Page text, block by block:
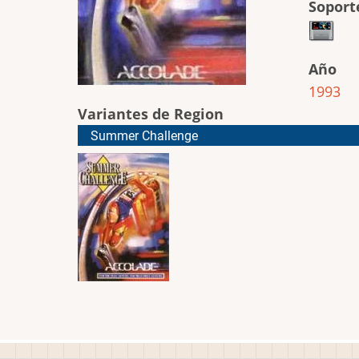
Año
1993
Variantes de Region
Summer Challenge